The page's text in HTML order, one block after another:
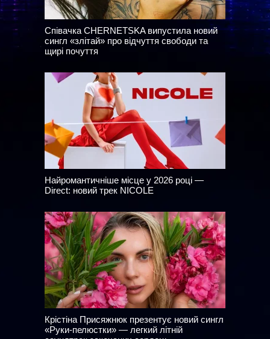
Співачка CHERNETSKA випустила новий
сингл «злітай» про відчуття свободи та
щирі почуття
Найромантичніше місце у 2026 році —
Direct: новий трек NICOLE
Крістіна Присяжнюк презентує новий сингл
«Руки-пелюстки» — легкий літній